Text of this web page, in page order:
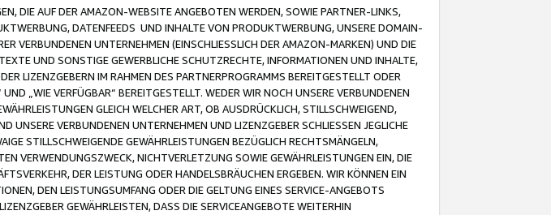
DIE AUF DER AMAZON-WEBSITE ANGEBOTEN WERDEN, SOWIE PARTNER-LINKS,
DATENFEEDS UND INHALTE VON PRODUKTWERBUNG, UNSERE DOMAIN-
VERBUNDENEN UNTERNEHMEN (EINSCHLIESSLICH DER AMAZON-MARKEN) UND DIE
UND SONSTIGE GEWERBLICHE SCHUTZRECHTE, INFORMATIONEN UND INHALTE,
LIZENZGEBERN IM RAHMEN DES PARTNERPROGRAMMS BEREITGESTELLT ODER
UND „WIE VERFÜGBAR“ BEREITGESTELLT. WEDER WIR NOCH UNSERE VERBUNDENEN
GLEICH WELCHER ART, OB AUSDRÜCKLICH, STILLSCHWEIGEND,
UNSERE VERBUNDENEN UNTERNEHMEN UND LIZENZGEBER SCHLIESSEN JEGLICHE
STILLSCHWEIGENDE GEWÄHRLEISTUNGEN BEZÜGLICH RECHTSMÄNGELN,
VERWENDUNGSZWECK, NICHTVERLETZUNG SOWIE GEWÄHRLEISTUNGEN EIN, DIE
DER LEISTUNG ODER HANDELSBRÄUCHEN ERGEBEN. WIR KÖNNEN EIN
DEN LEISTUNGSUMFANG ODER DIE GELTUNG EINES SERVICE-ANGEBOTS
GEWÄHRLEISTEN, DASS DIE SERVICEANGEBOTE WEITERHIN